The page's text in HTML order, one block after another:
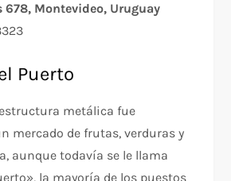
678, Montevideo, Uruguay
Puerto
metálica fue
mercado de frutas, verduras y
aunque todavía se le llama
la mayoría de los puestos